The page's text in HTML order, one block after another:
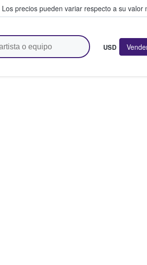
Los precios pueden variar respecto a su valor
USD